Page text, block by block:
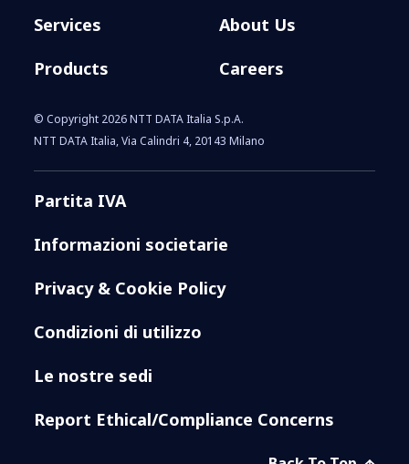
Services
Products
About Us
Careers
© Copyright 2026 NTT DATA Italia S.p.A.
NTT DATA Italia, Via Calindri 4, 20143 Milano
Partita IVA
Informazioni societarie
Privacy & Cookie Policy
Condizioni di utilizzo
Le nostre sedi
Report Ethical/Compliance Concerns